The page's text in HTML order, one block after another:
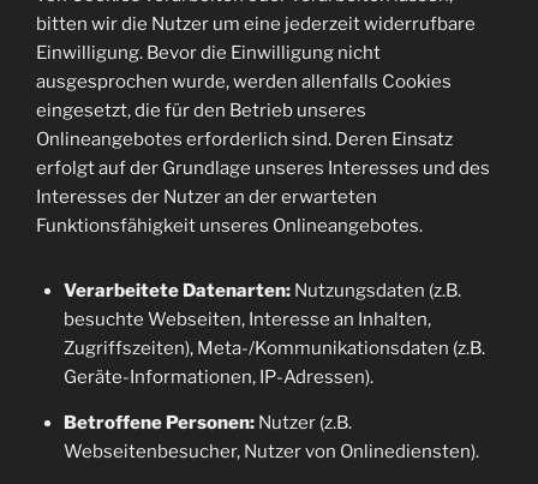
bitten wir die Nutzer um eine jederzeit widerrufbare
Einwilligung. Bevor die Einwilligung nicht
ausgesprochen wurde, werden allenfalls Cookies
eingesetzt, die für den Betrieb unseres
Onlineangebotes erforderlich sind. Deren Einsatz
erfolgt auf der Grundlage unseres Interesses und des
Interesses der Nutzer an der erwarteten
Funktionsfähigkeit unseres Onlineangebotes.
Verarbeitete Datenarten:Nutzungsdaten (z.B.
besuchte Webseiten, Interesse an Inhalten,
Zugriffszeiten), Meta-/Kommunikationsdaten (z.B.
Geräte-Informationen, IP-Adressen).
Betroffene Personen:Nutzer (z.B.
Webseitenbesucher, Nutzer von Onlinediensten).